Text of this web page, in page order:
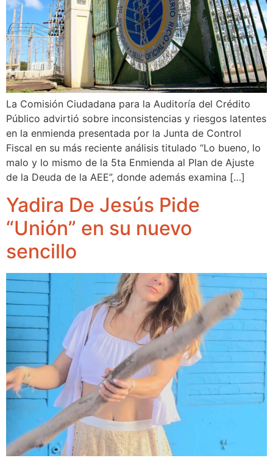
La Comisión Ciudadana para la Auditoría del Crédito
Público advirtió sobre inconsistencias y riesgos latentes
en la enmienda presentada por la Junta de Control
Fiscal en su más reciente análisis titulado “Lo bueno, lo
malo y lo mismo de la 5ta Enmienda al Plan de Ajuste
de la Deuda de la AEE”, donde además examina […]
Yadira De Jesús Pide
“Unión” en su nuevo
sencillo